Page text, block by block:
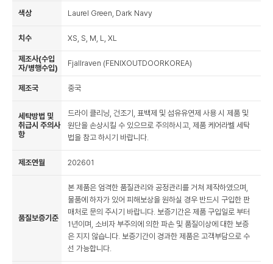
색상 Laurel Green, Dark Navy
치수 XS, S, M, L, XL
제조사(수입
자/병행수입)
Fjallraven (FENIXOUTDOORKOREA)
제조국 중국
세탁방법 및
취급시 주의사
항
드라이 클리닝, 건조기, 표백제 및 섬유유연제 사용 시 제품 및
원단을 손상시킬 수 있으므로 주의하시고, 제품 케어라벨 세탁
법을 참고 하시기 바랍니다.
제조연월 202601
품질보증기준
본 제품은 엄격한 품질관리와 공정관리를 거쳐 제작하였으며,
물품에 하자가 있어 피해보상을 원하실 경우 반드시 구입한 판
매처로 문의 주시기 바랍니다. 보증기간은 제품 구입일로 부터
1년이며, 소비자 부주의에 의한 파손 및 품질이상에 대한 보증
은 지지 않습니다. 보증기간이 경과한 제품은 고객부담으로 수
선 가능합니다.